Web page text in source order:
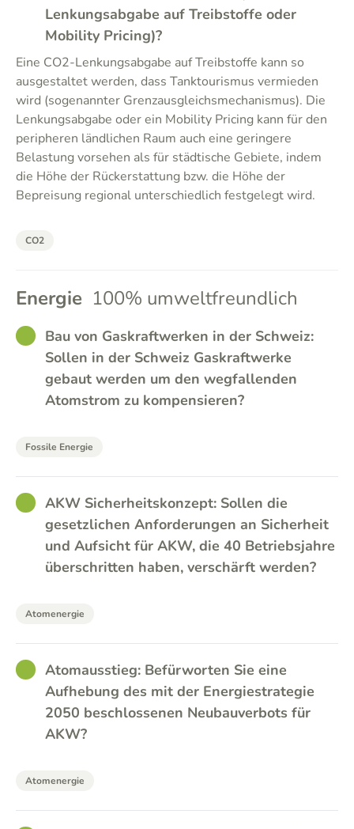
Lenkungsabgabe auf Treibstoffe oder
Mobility Pricing)?
Eine CO2-Lenkungsabgabe auf Treibstoffe kann so
ausgestaltet werden, dass Tanktourismus vermieden
wird (sogenannter Grenzausgleichsmechanismus). Die
Lenkungsabgabe oder ein Mobility Pricing kann für den
peripheren ländlichen Raum auch eine geringere
Belastung vorsehen als für städtische Gebiete, indem
die Höhe der Rückerstattung bzw. die Höhe der
Bepreisung regional unterschiedlich festgelegt wird.
CO2
Energie 100% umweltfreundlich
GOODBau von Gaskraftwerken in der Schweiz:
Sollen in der Schweiz Gaskraftwerke
gebaut werden um den wegfallenden
Atomstrom zu kompensieren?
Fossile Energie
GOODAKW Sicherheitskonzept: Sollen die
gesetzlichen Anforderungen an Sicherheit
und Aufsicht für AKW, die 40 Betriebsjahre
überschritten haben, verschärft werden?
Atomenergie
GOODAtomausstieg: Befürworten Sie eine
Aufhebung des mit der Energiestrategie
2050 beschlossenen Neubauverbots für
AKW?
Atomenergie